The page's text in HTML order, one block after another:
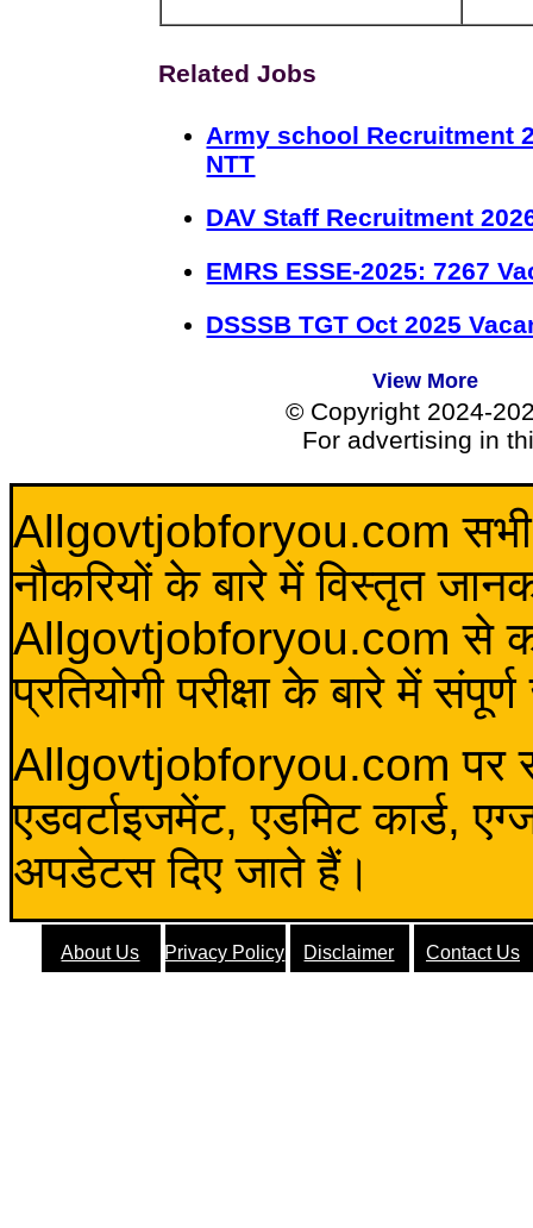
Related Jobs
Army school Recruitment
NTT
DAV Staff Recruitment
EMRS ESSE-2025: 7267
DSSSB TGT Oct 2025
View More
© Copyright 2024-
For advertising in
Allgovtjobforyou.com सभी
नौकरियों के बारे में विस्तृत
Allgovtjobforyou.com से कोई
प्रतियोगी परीक्षा के बारे में
Allgovtjobforyou.com पर
एडवर्टाइजमेंट, एडमिट कार्ड,
अपडेटस दिए जाते हैं।
About Us Privacy Policy Disclaimer Contact Us